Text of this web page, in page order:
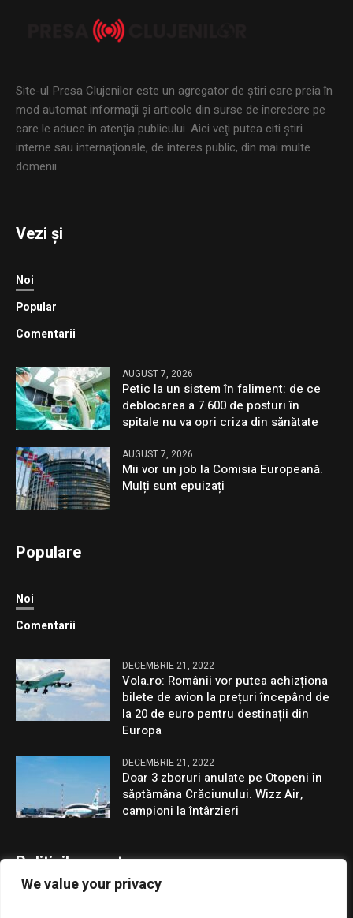
We value your privacy
Site-ul Presa Clujenilor este un agregator de ştiri care preia în
mod automat informaţii şi articole din surse de încredere pe
care le aduce în atenţia publicului. Aici veţi putea citi ştiri
interne sau internaţionale, de interes public, din mai multe
domenii.
Vezi și
Noi
Popular
Comentarii
AUGUST 7, 2026
Petic la un sistem în faliment: de ce
deblocarea a 7.600 de posturi în
spitale nu va opri criza din sănătate
AUGUST 7, 2026
Mii vor un job la Comisia Europeană.
Mulți sunt epuizați
Populare
Noi
Comentarii
DECEMBRIE 21, 2022
Vola.ro: Românii vor putea achizționa
bilete de avion la prețuri începând de
la 20 de euro pentru destinații din
Europa
DECEMBRIE 21, 2022
Doar 3 zboruri anulate pe Otopeni în
săptămâna Crăciunului. Wizz Air,
campioni la întârzieri
Politicile noastre